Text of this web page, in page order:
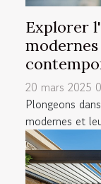
Explorer
20 mars 2025
Plongeons
modernes et